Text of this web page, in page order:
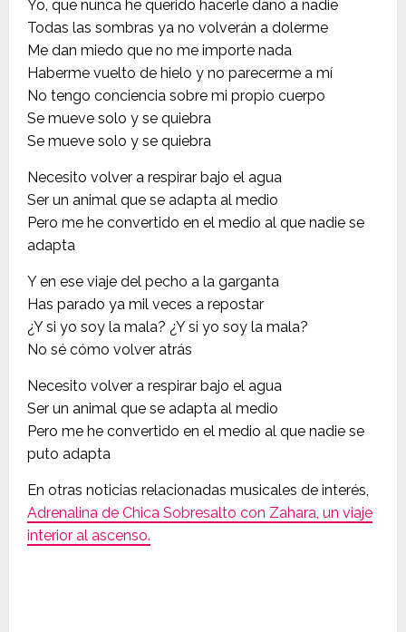
Yo, que nunca he querido hacerle daño a nadie
Todas las sombras ya no volverán a dolerme
Me dan miedo que no me importe nada
Haberme vuelto de hielo y no parecerme a mí
No tengo conciencia sobre mi propio cuerpo
Se mueve solo y se quiebra
Se mueve solo y se quiebra
Necesito volver a respirar bajo el agua
Ser un animal que se adapta al medio
Pero me he convertido en el medio al que nadie se
adapta
Y en ese viaje del pecho a la garganta
Has parado ya mil veces a repostar
¿Y si yo soy la mala? ¿Y si yo soy la mala?
No sé cómo volver atrás
Necesito volver a respirar bajo el agua
Ser un animal que se adapta al medio
Pero me he convertido en el medio al que nadie se
puto adapta
En otras noticias relacionadas musicales de interés,
Adrenalina de Chica Sobresalto con Zahara, un viaje
interior al ascenso.